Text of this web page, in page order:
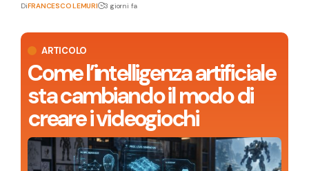
ARTICOLO
Come l’intelligenza artificiale
sta cambiando il modo di
creare i videogiochi
DiFRANCESCO LEMURI 3 giorni fa